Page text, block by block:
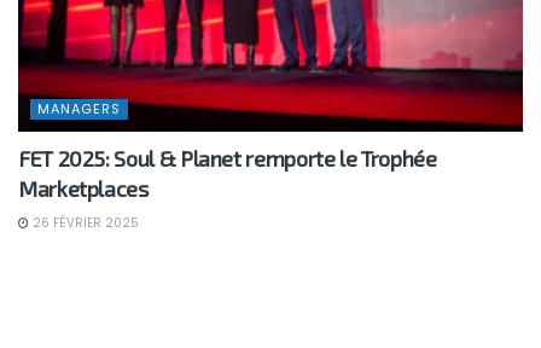
MANAGERS
FET 2025: Soul & Planet remporte le Trophée
Marketplaces
26 FÉVRIER 2025